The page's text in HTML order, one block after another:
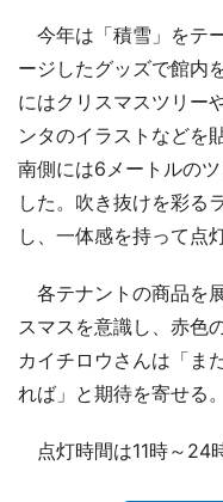
今年は「積雪」をテ
ージしたグッズで館内
にはクリスマスツリー
ンタのイラストなどを
南側には6メートルの
した。吹き抜けを彩る
し、一体感を持って点
各テナントの商品を
スマスを意識し、赤色
カイチロウさんは「ま
れば」と期待を寄せる。
点灯時間は11時～24